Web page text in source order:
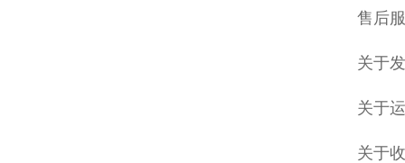
售后
关于
关于
关于